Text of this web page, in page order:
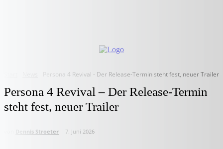
Persona 4 Revival - Der Release-Termin steht fest, neuer Trailer
Persona 4 Revival – Der Release-Termin
steht fest, neuer Trailer
Dennis Stroeter 7. Juni 2026